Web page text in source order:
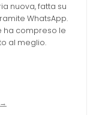
nuova, fatta su
WhatsApp.
ha compreso le
al meglio.